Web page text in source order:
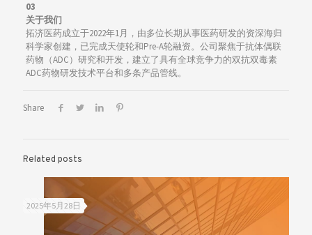
03
关于我们
拓济医药成立于2022年1月，由多位长期从事医药研发的资深海归
科学家创建，已完成天使轮和Pre-A轮融资。公司聚焦于抗体偶联
药物（ADC）研究和开发，建立了具有全球竞争力的双抗双毒素
ADC药物研发技术平台和多条产品管线。
Share
Related posts
2025年5月28日